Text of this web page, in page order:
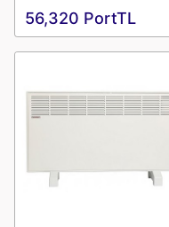
56,320 PortTL